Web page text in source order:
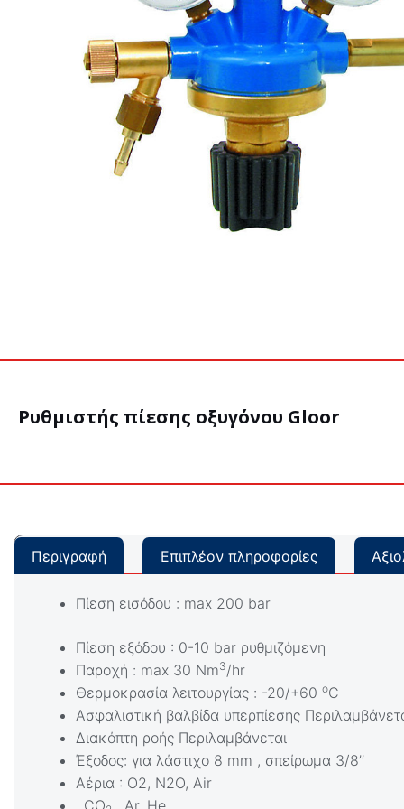
Ρυθμιστής πίεσης οξυγόνου Gloor
Περιγραφή Επιπλέον πληροφορίες
Πίεση εισόδου : max 200 bar
Πίεση εξόδου : 0-10 bar ρυθμιζόμενη
Παροχή : max 30 Nm3/hr
Θερμοκρασία λειτουργίας : -20/+60 οC
Ασφαλιστική βαλβίδα υπερπίεσης
Διακόπτη ροής Περιλαμβάνεται
Έξοδος: για λάστιχο 8 mm , σπείρωμα 3/8’’
Αέρια : Ο2, N2O, Air